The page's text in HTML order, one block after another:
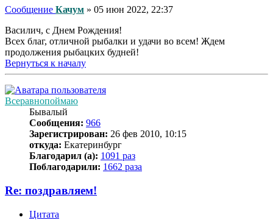
Сообщение Качум » 05 июн 2022, 22:37
Василич, с Днем Рождения!
Всех благ, отличной рыбалки и удачи во всем! Ждем
продолжения рыбацких будней!
Вернуться к началу
Всеравнопоймаю
Бывалый
Сообщения: 966
Зарегистрирован: 26 фев 2010, 10:15
откуда: Екатеринбург
Благодарил (а): 1091 раз
Поблагодарили: 1662 раза
Re: поздравляем!
Цитата